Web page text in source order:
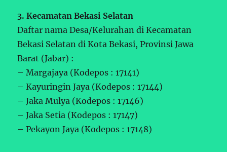
3. Kecamatan Bekasi Selatan
Daftar nama Desa/Kelurahan di Kecamatan
Bekasi Selatan di Kota Bekasi, Provinsi Jawa
Barat (Jabar) :
– Margajaya (Kodepos : 17141)
– Kayuringin Jaya (Kodepos : 17144)
– Jaka Mulya (Kodepos : 17146)
– Jaka Setia (Kodepos : 17147)
– Pekayon Jaya (Kodepos : 17148)